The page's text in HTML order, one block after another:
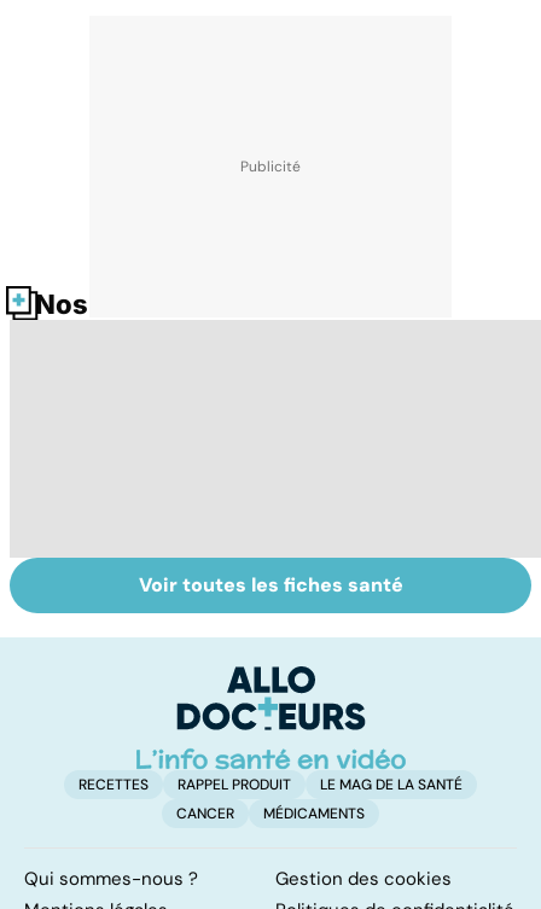
Nos fiches santé
Violences
sexuelles :
Handicap : pour
une meilleure
l'école
Voir toutes les fiches santé
RECETTES RAPPEL PRODUIT
LE MAG DE LA SANTÉ
CANCER
MÉDICAMENTS
Qui sommes-nous ?
Gestion des cookies